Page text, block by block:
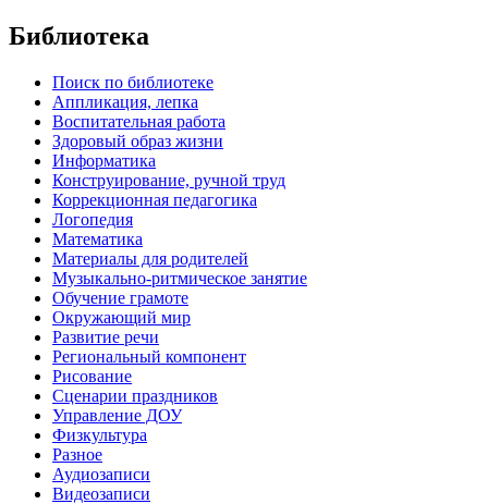
Библиотека
Поиск по библиотеке
Аппликация, лепка
Воспитательная работа
Здоровый образ жизни
Информатика
Конструирование, ручной труд
Коррекционная педагогика
Логопедия
Математика
Материалы для родителей
Музыкально-ритмическое занятие
Обучение грамоте
Окружающий мир
Развитие речи
Региональный компонент
Рисование
Сценарии праздников
Управление ДОУ
Физкультура
Разное
Аудиозаписи
Видеозаписи